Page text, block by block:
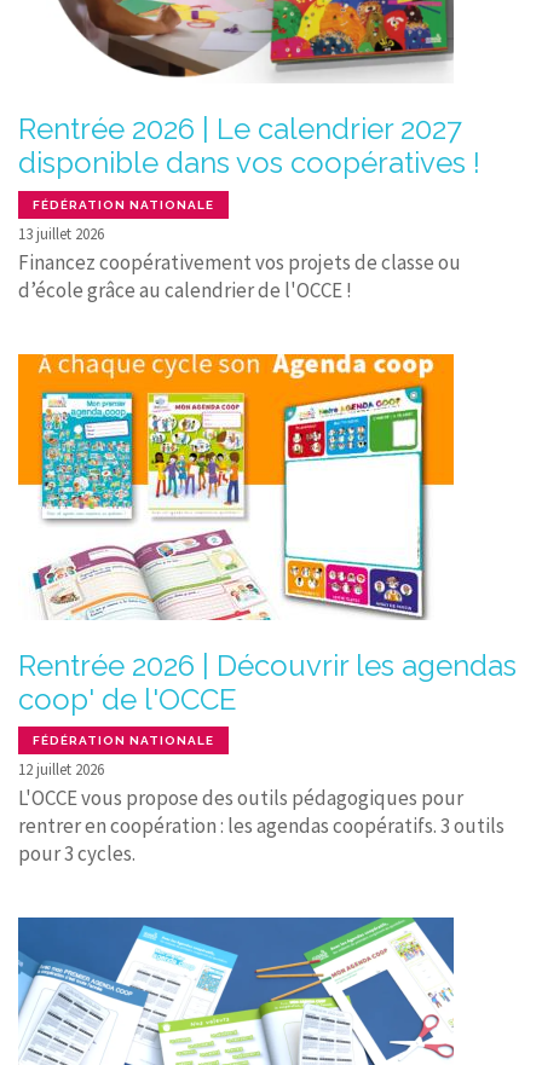
Rentrée 2026 | Le calendrier 2027
disponible dans vos coopératives !
FÉDÉRATION NATIONALE
13 juillet 2026
Financez coopérativement vos projets de classe ou
d’école grâce au calendrier de l'OCCE !
Rentrée 2026 | Découvrir les agendas
coop' de l'OCCE
FÉDÉRATION NATIONALE
12 juillet 2026
L'OCCE vous propose des outils pédagogiques pour
rentrer en coopération : les agendas coopératifs. 3 outils
pour 3 cycles.